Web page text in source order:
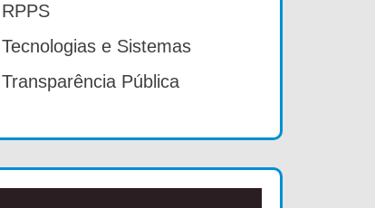
RPPS
Tecnologias e Sistemas
Transparência Pública